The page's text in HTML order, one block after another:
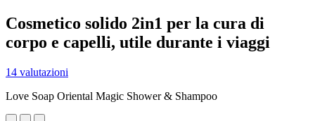
Cosmetico solido 2in1 per la cura di
corpo e capelli, utile durante i viaggi
14 valutazioni
Love Soap Oriental Magic Shower & Shampoo